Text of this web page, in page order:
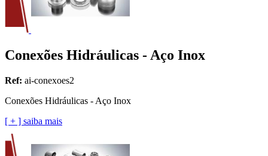
Conexões Hidráulicas - Aço Inox
Ref: ai-conexoes2
Conexões Hidráulicas - Aço Inox
[ + ] saiba mais